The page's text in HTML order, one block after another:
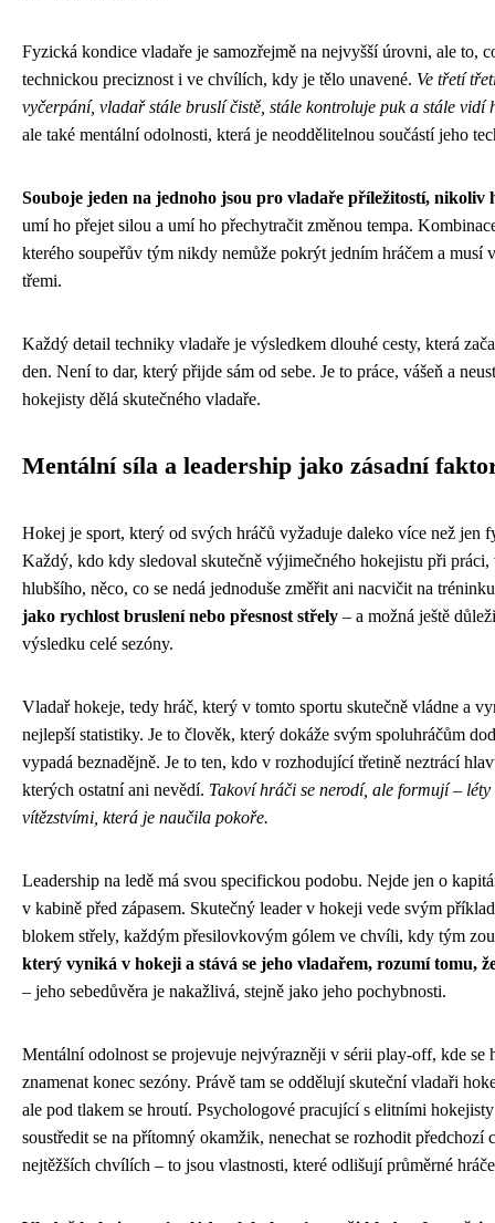
Fyzická kondice vladaře je samozřejmě na nejvyšší úrovni, ale to,
technickou preciznost i ve chvílích, kdy je tělo unavené. Ve třetí
vyčerpání, vladař stále bruslí čistě, stále kontroluje puk a stále vidí
ale také mentální odolnosti, která je neoddělitelnou součástí jeho
Souboje jeden na jednoho jsou pro vladaře příležitostí, nikoliv
umí ho přejet silou a umí ho přechytračit změnou tempa.
kterého soupeřův tým nikdy nemůže pokrýt jedním hráčem a musí
třemi.
Každý detail techniky vladaře je výsledkem dlouhé cesty, která
den. Není to dar, který přijde sám od sebe. Je to práce, vášeň a
hokejisty dělá skutečného vladaře.
Mentální síla a leadership jako zásadní
Hokej je sport, který od svých hráčů vyžaduje daleko více než jen
Každý, kdo kdy sledoval skutečně výjimečného hokejistu při práci,
hlubšího, něco, co se nedá jednoduše změřit ani nacvičit na
jako rychlost bruslení nebo přesnost střely – a možná ještě
výsledku celé sezóny.
Vladař hokeje, tedy hráč, který v tomto sportu skutečně vládne a
nejlepší statistiky. Je to člověk, který dokáže svým spoluhráčům
vypadá beznadějně. Je to ten, kdo v rozhodující třetině neztrácí
kterých ostatní ani nevědí. Takoví hráči se nerodí, ale formují –
vítězstvími, která je naučila pokoře.
Leadership na ledě má svou specifickou podobu. Nejde jen o
v kabině před zápasem. Skutečný leader v hokeji vede svým
blokem střely, každým přesilovkovým gólem ve chvíli, kdy tým
který vyniká v hokeji a stává se jeho vladařem, rozumí tomu,
– jeho sebedůvěra je nakažlivá, stejně jako jeho pochybnosti.
Mentální odolnost se projevuje nejvýrazněji v sérii play-off, kde se
znamenat konec sezóny. Právě tam se oddělují skuteční vladaři
ale pod tlakem se hroutí. Psychologové pracující s elitními
soustředit se na přítomný okamžik, nenechat se rozhodit
nejtěžších chvílích – to jsou vlastnosti, které odlišují průměrné